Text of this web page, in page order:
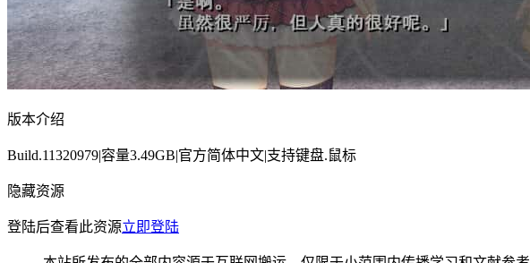
版本介绍
Build.11320979|容量3.49GB|官方简体中文|支持键盘.鼠标
隐藏资源
登陆后查看此资源立即登陆